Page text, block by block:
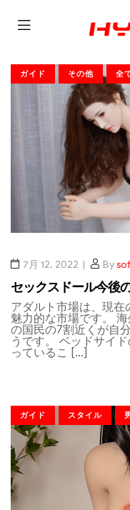
ガイド その他 全
7月 12, 2022 By
セックスドール今後
アダルト市場は、現在
魅力的な市場です。
の国民の7割近くが自
うです。 ベッドサイ
っているこ […]
ガイド スタイル